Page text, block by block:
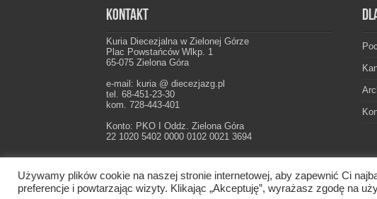
Kontakt
Kuria Diecezjalna w Zielonej Górze
Plac Powstańców Wlkp. 1
65-075 Zielona Góra
e-mail: kuria @ diecezjazg.pl
tel. 68-451-23-30
kom. 728-443-401
Konto: PKO I Oddz. Zielona Góra
22 1020 5402 0000 0102 0021 3694
Oficjalna strona Diecezji Zielonogórsko-Gorzowskiej. © 2026.
Używamy plików cookie na naszej stronie internetowej, aby zapewnić Ci
preferencje i powtarzając wizyty. Klikając „Akceptuję”, wyrażasz zgodę na